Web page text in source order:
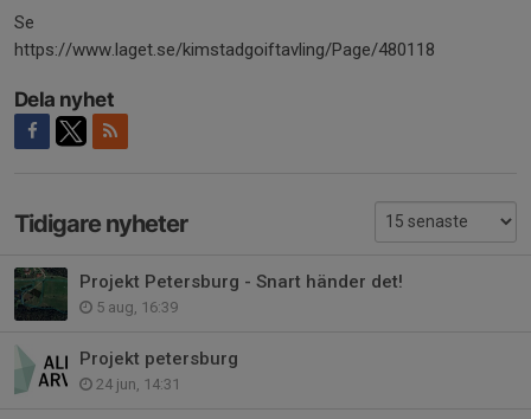
Se
https://www.laget.se/kimstadgoiftavling/Page/480118
Dela nyhet
Tidigare nyheter
Projekt Petersburg - Snart händer det!
5 aug, 16:39
Projekt petersburg
24 jun, 14:31